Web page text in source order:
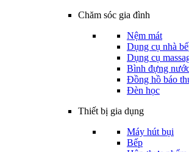
Chăm sóc gia đình
Nệm mát
Dụng cụ nhà
Dụng cụ
Bình đựng
Đồng hồ báo
Đèn học
Thiết bị gia dụng
Máy hút bụi
Bếp